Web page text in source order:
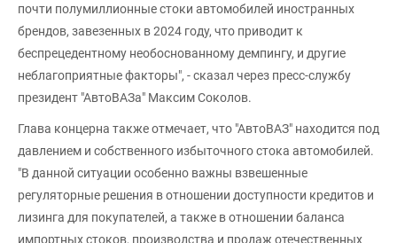
почти полумиллионные стоки автомобилей иностранных
брендов, завезенных в 2024 году, что приводит к
беспрецедентному необоснованному демпингу, и другие
неблагоприятные факторы", - сказал через пресс-службу
президент "АвтоВАЗа" Максим Соколов.
Глава концерна также отмечает, что "АвтоВАЗ" находится под
давлением и собственного избыточного стока автомобилей.
"В данной ситуации особенно важны взвешенные
регуляторные решения в отношении доступности кредитов и
лизинга для покупателей, а также в отношении баланса
импортных стоков, производства и продаж отечественных